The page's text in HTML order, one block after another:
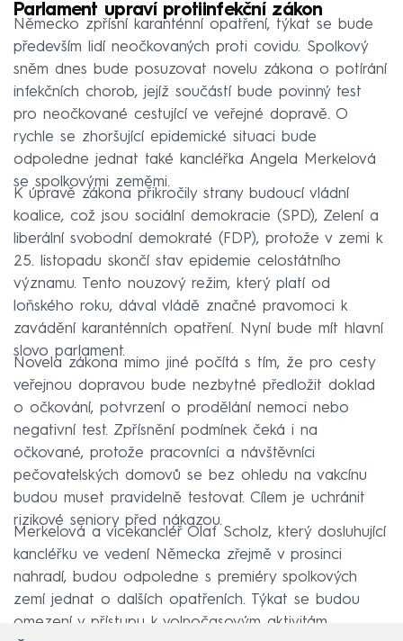
Parlament upraví protiinfekční zákon
Německo zpřísní karanténní opatření, týkat se bude
především lidí neočkovaných proti covidu. Spolkový
sněm dnes bude posuzovat novelu zákona o potírání
infekčních chorob, jejíž součástí bude povinný test
pro neočkované cestující ve veřejné dopravě. O
rychle se zhoršující epidemické situaci bude
odpoledne jednat také kancléřka Angela Merkelová
se spolkovými zeměmi.
K úpravě zákona přikročily strany budoucí vládní
koalice, což jsou sociální demokracie (SPD), Zelení a
liberální svobodní demokraté (FDP), protože v zemi k
25. listopadu skončí stav epidemie celostátního
významu. Tento nouzový režim, který platí od
loňského roku, dával vládě značné pravomoci k
zavádění karanténních opatření. Nyní bude mít hlavní
slovo parlament.
Novela zákona mimo jiné počítá s tím, že pro cesty
veřejnou dopravou bude nezbytné předložit doklad
o očkování, potvrzení o prodělání nemoci nebo
negativní test. Zpřísnění podmínek čeká i na
očkované, protože pracovníci a návštěvníci
pečovatelských domovů se bez ohledu na vakcínu
budou muset pravidelně testovat. Cílem je uchránit
rizikové seniory před nákazou.
Merkelová a vicekancléř Olaf Scholz, který dosluhující
kancléřku ve vedení Německa zřejmě v prosinci
nahradí, budou odpoledne s premiéry spolkových
zemí jednat o dalších opatřeních. Týkat se budou
omezení v přístupu k volnočasovým aktivitám.